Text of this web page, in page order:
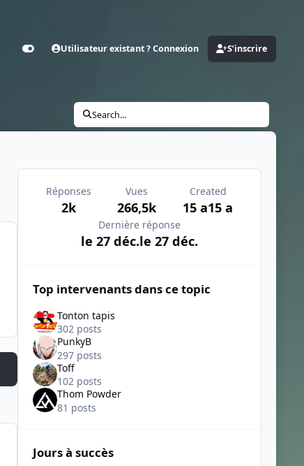
CustomizerUtilisateur existant ? Connexion S’inscrire
Search...
Réponses
2k
Vues
266,5k
Created
15 a15 a
Dernière réponse
le 27 déc.le 27 déc.
Top intervenants dans ce topic
Tonton tapis
302 posts
PunkyB
297 posts
Toff
102 posts
Thom Powder
81 posts
Jours à succès